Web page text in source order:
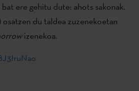
ere gehitu dute: ahots sakonak.
du taldea zuzenekoetan
izenekoa.